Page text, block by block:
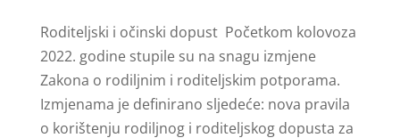
Roditeljski i očinski dopust Početkom kolovoza
2022. godine stupile su na snagu izmjene
Zakona o rodiljnim i roditeljskim potporama.
Izmjenama je definirano sljedeće: nova pravila
o korištenju rodiljnog i roditeljskog dopusta za